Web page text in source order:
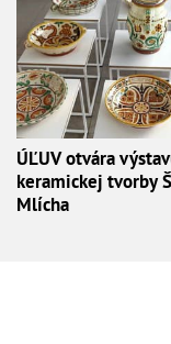
ÚĽUV otvára
keramickej tvorby
Mlícha